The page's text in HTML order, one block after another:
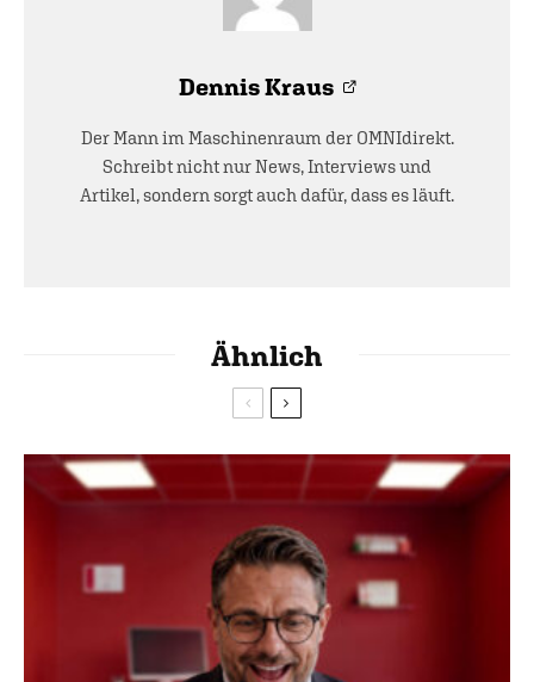
Dennis Kraus
Der Mann im Maschinenraum der OMNIdirekt.
Schreibt nicht nur News, Interviews und
Artikel, sondern sorgt auch dafür, dass es läuft.
Ähnlich